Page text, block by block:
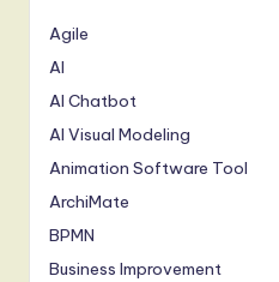
Agile
AI
AI Chatbot
AI Visual Modeling
Animation Software Tool
ArchiMate
BPMN
Business Improvement